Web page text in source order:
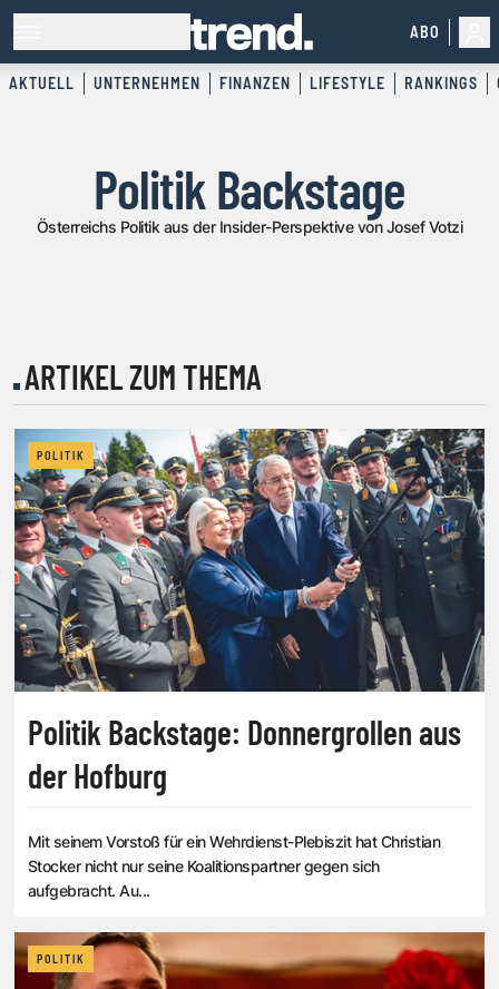
ABO
AKTUELL UNTERNEHMEN FINANZEN LIFESTYLE RANKINGS
Politik Backstage
Österreichs Politik aus der Insider-Perspektive von Josef Votzi
ARTIKEL ZUM THEMA
POLITIK
Politik Backstage: Donnergrollen aus
der Hofburg
Mit seinem Vorstoß für ein Wehrdienst-Plebiszit hat Christian
Stocker nicht nur seine Koalitionspartner gegen sich
aufgebracht. Au...
POLITIK